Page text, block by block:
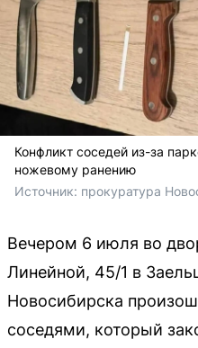
Конфликт соседей из-за
ножевому ранению
Источник: прокуратура
Вечером 6 июля во
Линейной, 45/1 в
Новосибирска
соседями, который